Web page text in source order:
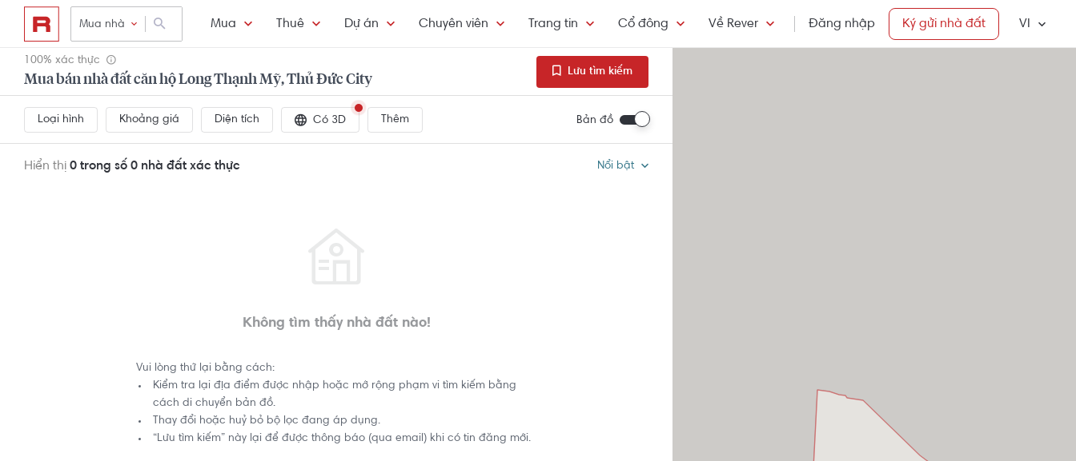
Mua nhà Mua Thuê Dự án Chuyên viên Trang tin Cổ đông Về Rever Đăng nhập Ký gửi nhà đất VI
100% xác thực
Mua bán nhà đất căn hộ Long Thạnh Mỹ, Thủ Đức City
Lưu tìm kiếm
Loại hình Khoảng giá Diện tích Có 3D Thêm Bản đồ
Hiển thị 0 trong số 0 nhà đất xác thực Nổi bật
Không tìm thấy nhà đất nào!
Vui lòng thử lại bằng cách:
Kiểm tra lại địa điểm được nhập hoặc mở rộng phạm vi tìm kiếm bằng
cách di chuyển bản đồ.
Thay đổi hoặc huỷ bỏ bộ lọc đang áp dụng.
“Lưu tìm kiếm” này lại để được thông báo (qua email) khi có tin đăng mới.